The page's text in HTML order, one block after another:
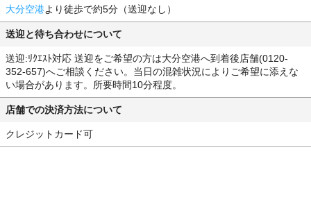
大分空港より徒歩で約5分（送迎なし）
送迎と待ち合わせについて
送迎:ﾘｸｴｽﾄ対応 送迎をご希望の方は大分空港へ到着後店舗(0120-
352-657)へご相談ください。当日の混雑状況によりご希望に添えな
い場合があります。所要時間10分程度。
店舗での決済方法について
クレジットカード可